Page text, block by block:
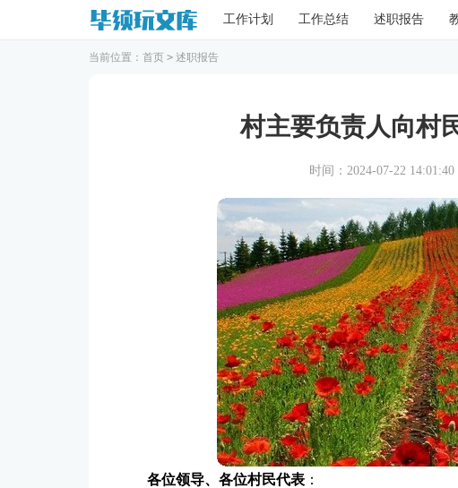
工作计划 工作总结 述职报告
当前位置： 首页 > 述职报告
村主要负责人向村
时间：2024-07-22 14:01:40
各位领导、各位村民代表：